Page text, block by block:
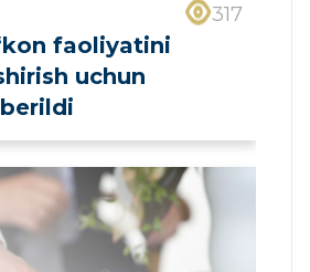
317
faoliyatini
uchun